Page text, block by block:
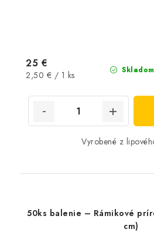
Skladom
25 €
Jednotková
2,50 € / 1 ks
Vyrobené z
50ks balenie – Rámikové
cm)